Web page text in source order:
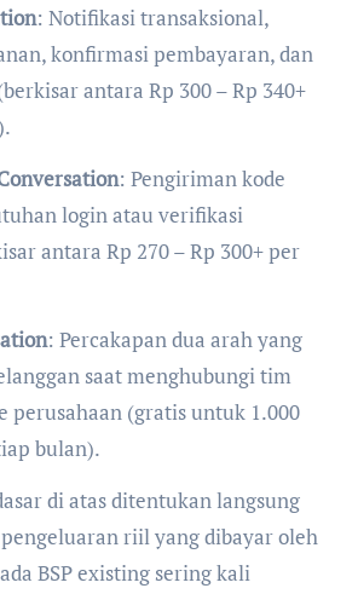
: Notifikasi transaksional,
konfirmasi pembayaran, dan
antara Rp 300 – Rp 340+
: Pengiriman kode
login atau verifikasi
antara Rp 270 – Rp 300+ per
: Percakapan dua arah yang
saat menghubungi tim
perusahaan (gratis untuk 1.000
bulan).
di atas ditentukan langsung
riil yang dibayar oleh
BSP existing sering kali